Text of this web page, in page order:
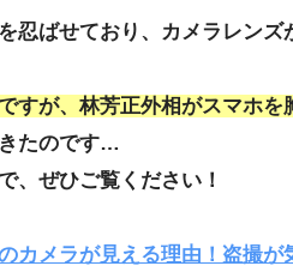
忍ばせており、カメラレンズ
すが、林芳正外相がスマホを
たのです…
、ぜひご覧ください！
カメラが見える理由！盗撮が